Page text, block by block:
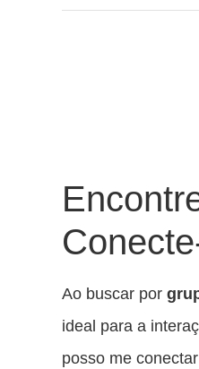
Ao buscar por
ideal para a
posso me